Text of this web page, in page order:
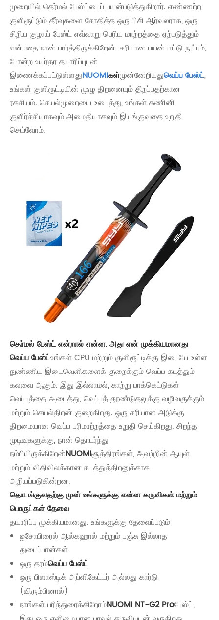
முறையில் தெர்மல் பேஸ்ட்டைப் பயன்படுத்துகிறார். எண்ணற்ற
குளிரூட்டும் தீர்வுகளை சோதித்த ஒரு பிசி ஆர்வலராக, ஒரு
சிறிய குழாய் பேஸ்ட் எவ்வாறு பெரிய மாற்றத்தை ஏற்படுத்தும்
என்பதை நான் பார்த்திருக்கிறேன். சரியான பயன்பாட்டு நுட்பம்,
போன்ற உயர்தர தயாரிப்புடன்
இணைக்கப்பட்டுள்ளதுNUOMIகள்முன்னேறியதுவெப்ப பேஸ்ட்,
உங்கள் குளிரூட்டியின் முழு திறனையும் திறப்பதற்கான
ரகசியம். செயல்முறையை உடைத்து, உங்கள் கணினி
குளிர்ச்சியாகவும் அமைதியாகவும் இயங்குவதை உறுதி
செய்வோம்.
தெர்மல் பேஸ்ட் என்றால் என்ன, அது ஏன் முக்கியமானது
வெப்ப பேஸ்ட்உங்கள் CPU மற்றும் குளிரூட்டிக்கு இடையே உள்ள
நுண்ணிய இடைவெளிகளைக் குறைக்கும் வெப்ப கடத்தும்
கலவை ஆகும். இது இல்லாமல், காற்று பாக்கெட்டுகள்
வெப்பத்தை அடைத்து, வெப்பத் தூண்டுதலுக்கு வழிவகுக்கும்
மற்றும் செயல்திறன் குறைகிறது. ஒரு சரியான அடுக்கு
திறமையான வெப்ப பரிமாற்றத்தை உறுதி செய்கிறது. சிறந்த
முடிவுகளுக்கு, நான் தொடர்ந்து
நம்பியிருக்கிறேன்NUOMIசூத்திரங்கள், அவற்றின் ஆயுள்
மற்றும் விதிவிலக்கான கடத்துத்திறனுக்காக
அறியப்படுகின்றன.
தொடங்குவதற்கு முன் உங்களுக்கு என்ன கருவிகள் மற்றும்
பொருட்கள் தேவை
தயாரிப்பு முக்கியமானது. உங்களுக்கு தேவைப்படும்
ஐசோபிரைல் ஆல்கஹால் மற்றும் பஞ்சு இல்லாத
துடைப்பான்கள்
ஒரு தரம்வெப்ப பேஸ்ட்
ஒரு பிளாஸ்டிக் அப்ளிகேட்டர் அல்லது கார்டு
(விரும்பினால்)
நாங்கள் பரிந்துரைக்கிறோம்NUOMI NT-G2 Proபேஸ்ட்,